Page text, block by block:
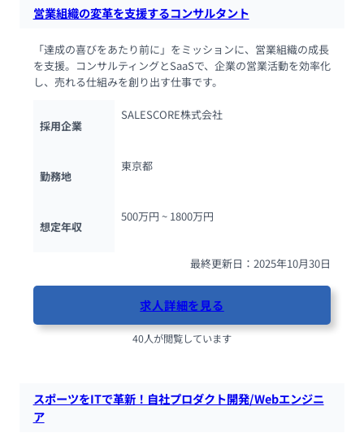
営業組織の変革を支援するコンサルタント
「達成の喜びをあたり前に」をミッションに、営業組織の成長
を支援。コンサルティングとSaaSで、企業の営業活動を効率化
し、売れる仕組みを創り出す仕事です。
採用企業
SALESCORE株式会社
勤務地
東京都
想定年収
500万円 ~ 1800万円
最終更新日：2025年10月30日
求人詳細を見る
40人が閲覧しています
スポーツをITで革新！自社プロダクト開発/Webエンジニ
ア